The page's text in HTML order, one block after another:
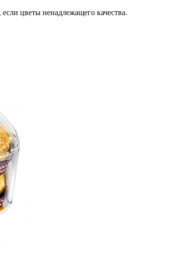
цветы ненадлежащего качества.